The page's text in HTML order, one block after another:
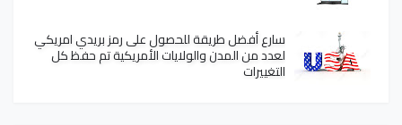
سارع أفضل طريقة للحصول على رمز بريدي امريكي
لعدد من المدن والولايات الأمريكية تم حفظ كل
التغييرات